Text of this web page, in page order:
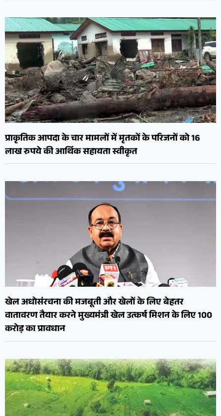
प्राकृतिक आपदा के चार मामलों में मृतकों के परिजनों को 16
लाख रुपये की आर्थिक सहायता स्वीकृत
खेल अधोसंरचना की मजबूती और खेलों के लिए बेहतर
वातावरण तैयार करने मुख्यमंत्री खेल उत्कर्ष मिशन के लिए 100
करोड़ का प्रावधान